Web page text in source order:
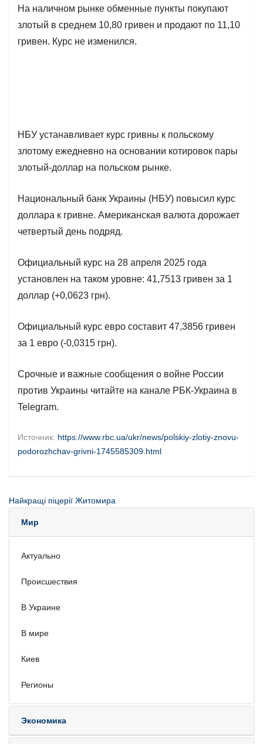
На наличном рынке обменные пункты покупают
злотый в среднем 10,80 гривен и продают по 11,10
гривен. Курс не изменился.
НБУ устанавливает курс гривны к польскому
злотому ежедневно на основании котировок пары
злотый-доллар на польском рынке.
Национальный банк Украины (НБУ) повысил курс
доллара к гривне. Американская валюта дорожает
четвертый день подряд.
Официальный курс на 28 апреля 2025 года
установлен на таком уровне: 41,7513 гривен за 1
доллар (+0,0623 грн).
Официальный курс евро составит 47,3856 гривен
за 1 евро (-0,0315 грн).
Срочные и важные сообщения о войне России
против Украины читайте на канале РБК-Украина в
Telegram.
Источник: https://www.rbc.ua/ukr/news/polskiy-zlotiy-znovu-
podorozhchav-grivni-1745585309.html
Найкращі піцерії Житомира
Мир
Актуально
Происшествия
В Украине
В мире
Киев
Регионы
Экономика